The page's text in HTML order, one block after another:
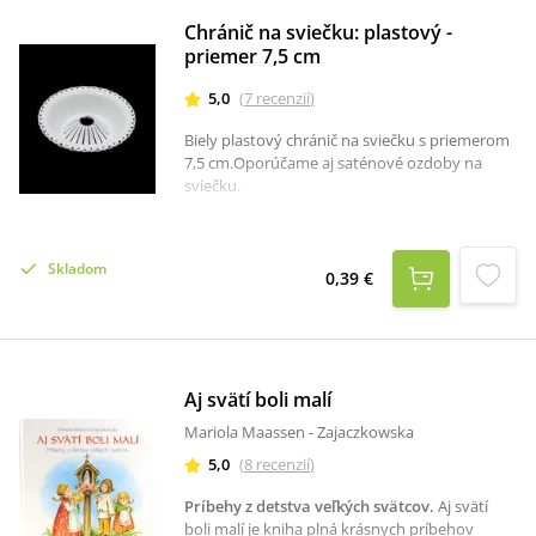
Chránič na sviečku: plastový -
priemer 7,5 cm
5,0 (7 recenzií)
Biely plastový chránič na sviečku s priemerom
7,5 cm.Oporúčame aj saténové ozdoby na
sviečku.
Skladom 0,39 €
Aj svätí boli malí
Mariola Maassen - Zajaczkowska
5,0 (8 recenzií)
Príbehy z detstva veľkých svätcov. Aj svätí
boli malí je kniha plná krásnych príbehov